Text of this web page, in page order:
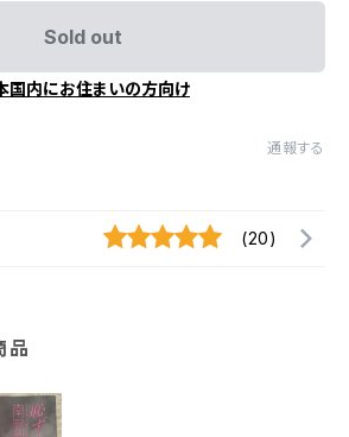
Sold out
国内にお住まいの方向け
通報する
(20)
品